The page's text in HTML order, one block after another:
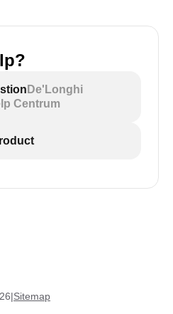
De'Longhi
Centrum
|Sitemap